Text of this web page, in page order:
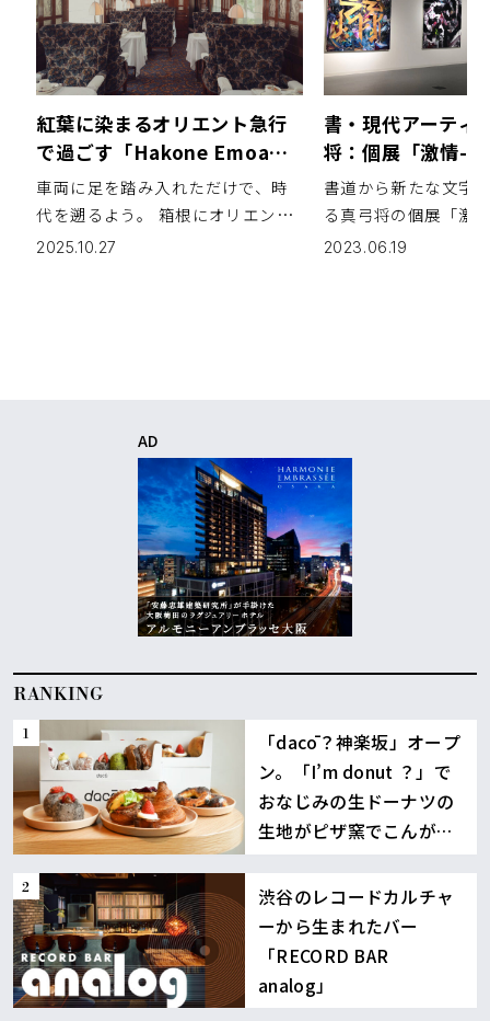
紅葉に染まるオリエント急行
で過ごす「Hakone Emoa
Terrace by 温故知新」のティ
ータイム
車両に足を踏み入れただけで、時
代を遡るよう。 箱根にオリエント
急行が存在することをご存知だろ
2025.10.27
書・現代アーティ
将：個展「激情-
passion-」開催
書道から新たな文字
る真弓将の個展「激
passion-」が、
2023.06.19
AD
RANKING
「dacō？神楽坂」オープ
ン。「I’m donut ？」で
おなじみの生ドーナツの
生地がピザ窯でこんが
り！
渋谷のレコードカルチャ
ーから生まれたバー
「RECORD BAR
analog」